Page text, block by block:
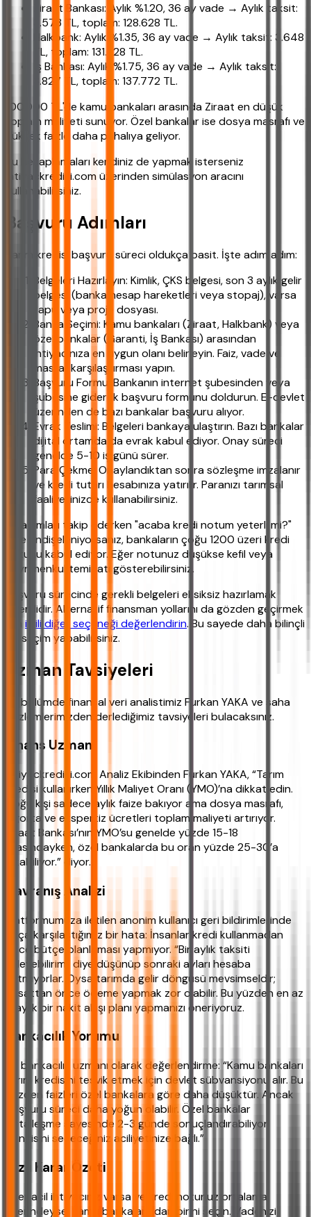
Ziraat Bankası: Aylık %1.20, 36 ay vade → Aylık taksit:
3.573 TL, toplam: 128.628 TL.
Halkbank: Aylık %1.35, 36 ay vade → Aylık taksit: 3.648
TL, toplam: 131.328 TL.
İş Bankası: Aylık %1.75, 36 ay vade → Aylık taksit:
3.827 TL, toplam: 137.772 TL.
100.000 TL'de kamu bankaları arasında Ziraat en düşük
toplam maliyeti sunuyor. Özel bankalar ise dosya masrafı ve
yüksek faizle daha pahalıya geliyor.
Bu hesaplamaları kendiniz de yapmak isterseniz
ihtiyackredisi.com üzerinden simülasyon aracını
kullanabilirsiniz.
Başvuru Adımları
Tarım kredisi başvuru süreci oldukça basit. İşte adım adım:
Belgeleri Hazırlayın: Kimlik, ÇKS belgesi, son 3 aylık gelir
belgesi (banka hesap hareketleri veya stopaj), varsa
tapu veya proje dosyası.
Banka Seçimi: Kamu bankaları (Ziraat, Halkbank) veya
özel bankalar (Garanti, İş Bankası) arasından
ihtiyacınıza en uygun olanı belirleyin. Faiz, vade ve
masraf karşılaştırması yapın.
Başvuru Formu: Bankanın internet şubesinden veya
şubesine giderek başvuru formunu doldurun. E-devlet
üzerinden de bazı bankalar başvuru alıyor.
Evrak Teslimi: Belgeleri bankaya ulaştırın. Bazı bankalar
dijital ortamda da evrak kabul ediyor. Onay süreci
genelde 5-10 iş günü sürer.
Para Çekme: Onaylandıktan sonra sözleşme imzalanır
ve kredi tutarı hesabınıza yatırılır. Paranızı tarımsal
faaliyetinizde kullanabilirsiniz.
Bu adımları takip ederken "acaba kredi notum yeterli mi?"
diye endişeleniyorsanız, bankaların çoğu 1200 üzeri kredi
notunu kabul ediyor. Eğer notunuz düşükse kefil veya
gayrimenkul teminatı gösterebilirsiniz.
Başvuru sürecinde gerekli belgeleri eksiksiz hazırlamak
önemlidir. Alternatif finansman yollarını da gözden geçirmek
ilgili diğer seçeneği değerlendirin. Bu sayede daha bilinçli
bir seçim yapabilirsiniz.
Uzman Tavsiyeleri
Bu bölümde finansal veri analistimiz Furkan YAKA ve saha
gözlemlerimizden derlediğimiz tavsiyeleri bulacaksınız.
Finans Uzmanı
ihtiyackredisi.com Analiz Ekibinden Furkan YAKA, “Tarım
kredisi kullanırken Yıllık Maliyet Oranı (YMO)’na dikkat edin.
Çoğu kişi sadece aylık faize bakıyor ama dosya masrafı,
sigorta ve ekspertiz ücretleri toplam maliyeti artırıyor.
Ziraat Bankası’nın YMO’su genelde yüzde 15-18
arasındayken, özel bankalarda bu oran yüzde 25-30’a
çıkabiliyor.” diyor.
Davranış Analizi
Platformumuza iletilen anonim kullanıcı geri bildirimlerinde
sıkça karşılaştığımız bir hata: İnsanlar kredi kullanmadan
önce bütçe planlaması yapmıyor. “Bir aylık taksiti
ödeyebilirim” diye düşünüp sonraki ayları hesaba
katmıyorlar. Oysa tarımda gelir döngüsü mevsimseldir;
hasattan önce ödeme yapmak zor olabilir. Bu yüzden en az
6 aylık bir nakit akışı planı yapmanızı öneriyoruz.
Bankacılık Yorumu
Bir bankacılık uzmanı olarak değerlendirme: “Kamu bankaları
tarım kredisini teşvik etmek için devlet sübvansiyonu alır. Bu
yüzden faizleri özel bankalara göre daha düşüktür. Ancak
başvuru süreci daha yoğun olabilir. Özel bankalar
dijitalleşme sayesinde 2-3 günde sonuçlandırabiliyor.
Hangisini seçeceğiniz aciliyetinize bağlı.”
Hızlı Karar Özeti
Eğer acil ihtiyacınız varsa ve kredi notunuz ortalama
üzerindeyse, kamu bankalarından birini seçin. Vadenizi